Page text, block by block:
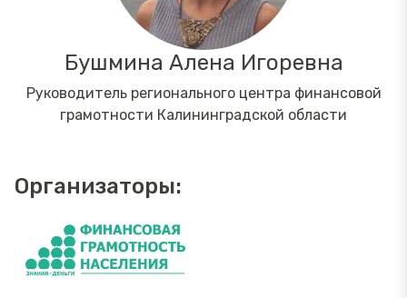
Бушмина Алена Игоревна
Руководитель регионального центра финансовой
грамотности Калининградской области
Организаторы: